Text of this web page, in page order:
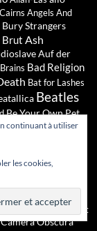
Angels And
Bury Strangers
Ash
Auf der
Bad Religion
Bat for Lashes
Beatles
Be Your Own Pet
BjorkBlack Box
Gang Blood Red
Bravery Breton
Bromheads Jacket
Camera Obscura
continuant à utiliser
les cookies,